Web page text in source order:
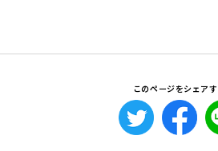
このページをシェア